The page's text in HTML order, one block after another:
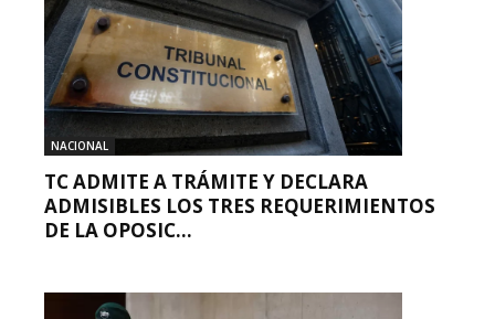
NACIONAL
TC ADMITE A TRÁMITE Y DECLARA
ADMISIBLES LOS TRES REQUERIMIENTOS
DE LA OPOSIC...